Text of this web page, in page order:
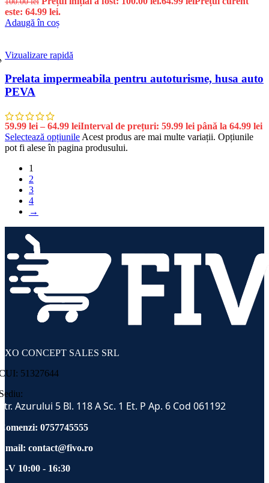
este: 64.99 lei.
Adaugă în coș
Vizualizare rapidă
Prelata impermeabila pentru autoturisme, husa auto
PEVA
59.99 lei – 64.99 leiInterval de prețuri: 59.99 lei până la 64.99 lei
Selectează opțiunile Acest produs are mai multe variații. Opțiunile
pot fi alese în pagina produsului.
1
2
3
4
→
CONCEPT SALES SRL
51327644
Azurului 5 Bl. 118 A Sc. 1 Et. P Ap. 6 Cod 061192
0757745555
contact@fivo.ro
V 10:00 - 16:30